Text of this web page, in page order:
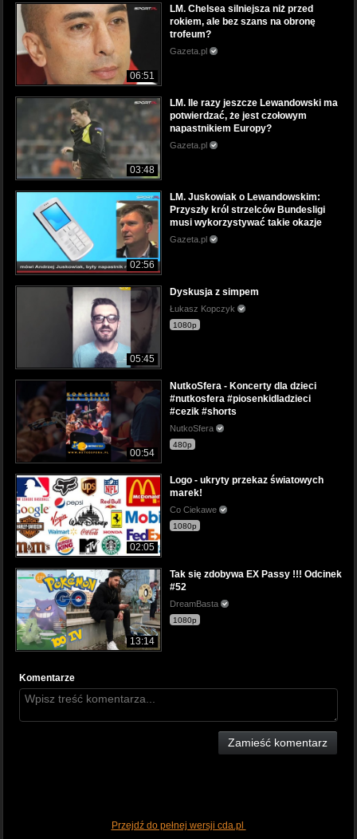
06:51
LM. Chelsea silniejsza niż przed
rokiem, ale bez szans na obronę
trofeum?
Gazeta.pl
03:48
LM. Ile razy jeszcze Lewandowski ma
potwierdzać, że jest czołowym
napastnikiem Europy?
Gazeta.pl
02:56
LM. Juskowiak o Lewandowskim:
Przyszły król strzelców Bundesligi
musi wykorzystywać takie okazje
Gazeta.pl
05:45
Dyskusja z simpem
Łukasz Kopczyk
1080p
00:54
NutkoSfera - Koncerty dla dzieci
#nutkosfera #piosenkidladzieci
#cezik #shorts
NutkoSfera
480p
02:05
Logo - ukryty przekaz światowych
marek!
Co Ciekawe
1080p
13:14
Tak się zdobywa EX Passy !!! Odcinek
#52
DreamBasta
1080p
Komentarze
Zamieść komentarz
Przejdź do pełnej wersji cda.pl